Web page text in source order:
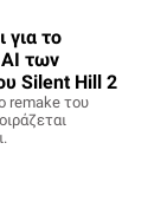
για το
των
Silent Hill 2
remake του